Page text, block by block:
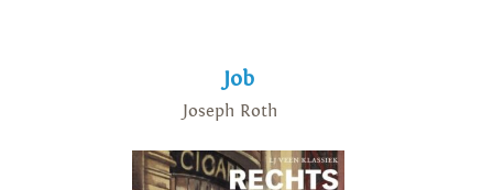
Job
Joseph Roth